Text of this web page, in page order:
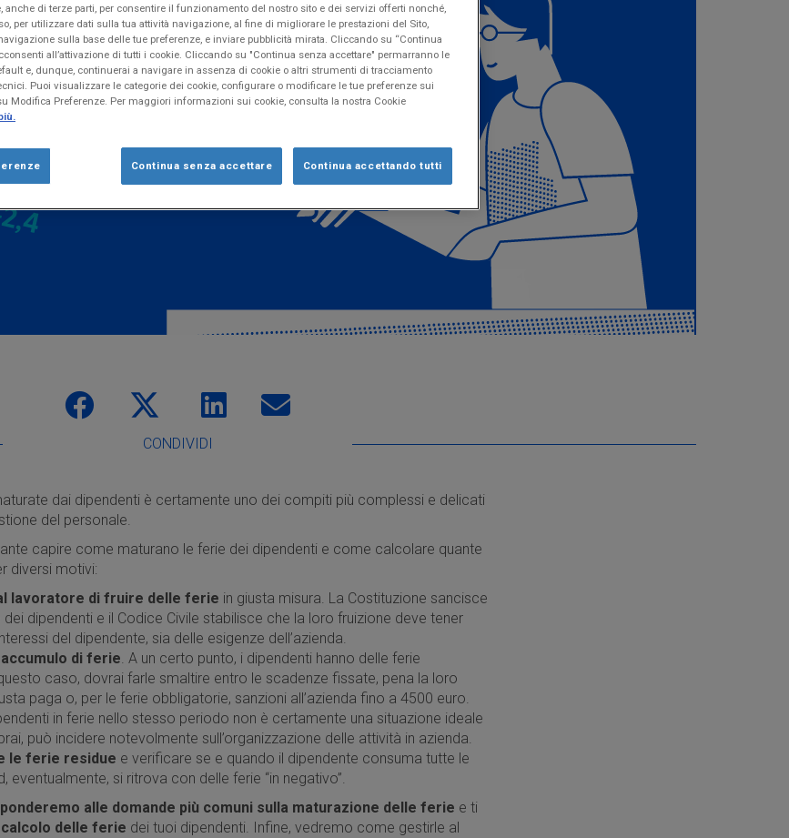
CONDIVIDI
dai dipendenti è certamente uno dei compiti più complessi e delicati
del personale.
capire come maturano le ferie dei dipendenti e come calcolare quante
diversi motivi:
lavoratore di fruire delle ferie in giusta misura. La Costituzione sancisce
dei dipendenti e il Codice Civile stabilisce che la loro fruizione deve tener
del dipendente, sia delle esigenze dell’azienda.
di ferie. A un certo punto, i dipendenti hanno delle ferie
caso, dovrai farle smaltire entro le scadenze fissate, pena la loro
paga o, per le ferie obbligatorie, sanzioni all’azienda fino a 4500 euro.
in ferie nello stesso periodo non è certamente una situazione ideale
può incidere notevolmente sull’organizzazione delle attività in azienda.
le ferie residue e verificare se e quando il dipendente consuma tutte le
eventualmente, si ritrova con delle ferie “in negativo”.
alle domande più comuni sulla maturazione delle ferie e ti
calcolo delle ferie dei tuoi dipendenti. Infine, vedremo come gestirle al
anche di terze parti, per consentire il funzionamento del nostro sito e dei servizi offerti nonché,
per utilizzare dati sulla tua attività navigazione, al fine di migliorare le prestazioni del Sito,
sulla base delle tue preferenze, e inviare pubblicità mirata. Cliccando su “Continua
all’attivazione di tutti i cookie. Cliccando su "Continua senza accettare" permarranno le
e, dunque, continuerai a navigare in assenza di cookie o altri strumenti di tracciamento
Puoi visualizzare le categorie dei cookie, configurare o modificare le tue preferenze sui
Modifica Preferenze. Per maggiori informazioni sui cookie, consulta la nostra Cookie
Continua accettando tutti
Continua senza accettare